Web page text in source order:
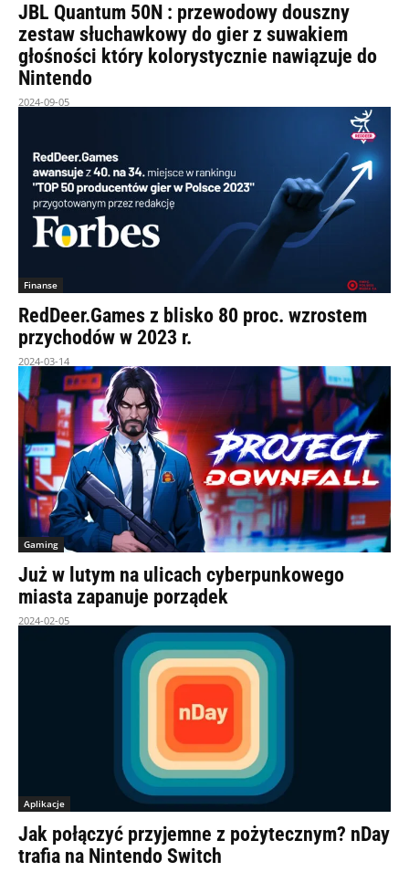
JBL Quantum 50N : przewodowy douszny
zestaw słuchawkowy do gier z suwakiem
głośności który kolorystycznie nawiązuje do
Nintendo
2024-09-05
Finanse
RedDeer.Games z blisko 80 proc. wzrostem
przychodów w 2023 r.
2024-03-14
Gaming
Już w lutym na ulicach cyberpunkowego
miasta zapanuje porządek
2024-02-05
Aplikacje
Jak połączyć przyjemne z pożytecznym? nDay
trafia na Nintendo Switch